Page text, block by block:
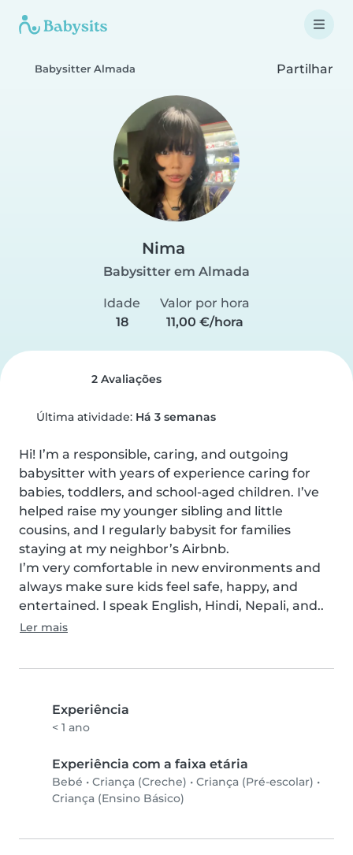
Babysitter Almada Partilhar
Nima
Babysitter em Almada
Idade
18
Valor por hora
11,00 €/hora
2 Avaliações
Última atividade: Há 3 semanas
Hi! I’m a responsible, caring, and outgoing
babysitter with years of experience caring for
babies, toddlers, and school-aged children. I’ve
helped raise my younger sibling and little
cousins, and I regularly babysit for families
staying at my neighbor’s Airbnb.
I’m very comfortable in new environments and
always make sure kids feel safe, happy, and
entertained. I speak English, Hindi, Nepali, and..
Ler mais
Experiência
< 1 ano
Experiência com a faixa etária
Bebé • Criança (Creche) • Criança (Pré-escolar) •
Criança (Ensino Básico)